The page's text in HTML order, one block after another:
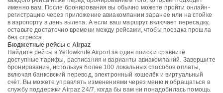
именно вам. После бронирования вы обычно можете пройти онлайн-
регистрацию через приложение авиакомпании заранее или на стойке
в аэропорту в день вылета. А если ваш маршрут включает пересадку,
оставьте достаточно времени между рейсами, чтобы поездка прошла
без стресса.
Бюджетные рейсы с Airpaz
Найдите рейсы в Yellowknife Airport за один поиск и сравните
доступные тарифы, расписания и варианты авиакомпаний. Завершите
бронирование, используя более 100 локальных способов оплаты,
включая банковский перевод, электронный кошелёк и виртуальный
счёт. Вы можете управлять изменениями через меню и обращаться в
службу поддержки Airpaz 24/7, когда бы вам ни понадобилась помощь.